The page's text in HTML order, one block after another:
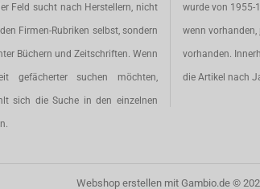
Feld sucht nach Herstellern, nicht
Firmen-Rubriken selbst, sondern
Büchern und Zeitschriften. Wenn
gefächerter suchen möchten,
sich die Suche in den einzelnen
wurde von 1955-
wenn vorhanden,
vorhanden.
die Artikel nach
Webshop erstellenmit Gambio.de ©